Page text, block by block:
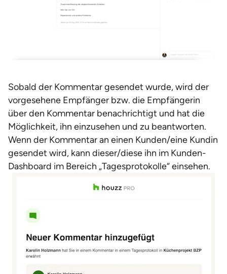
Sobald der Kommentar gesendet wurde, wird der
vorgesehene Empfänger bzw. die Empfängerin
über den Kommentar benachrichtigt und hat die
Möglichkeit, ihn einzusehen und zu beantworten.
Wenn der Kommentar an einen Kunden/eine Kundin
gesendet wird, kann dieser/diese ihn im Kunden-
Dashboard im Bereich „Tagesprotokolle“ einsehen.